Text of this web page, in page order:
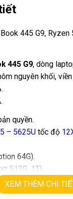
445 G9, Ryzen
445 G9, dòng
nguyên khối, viền
quyền.
– 5625U tốc độ
64G).
512G, 1T)
HD 1080.
XEM THÊM CHI